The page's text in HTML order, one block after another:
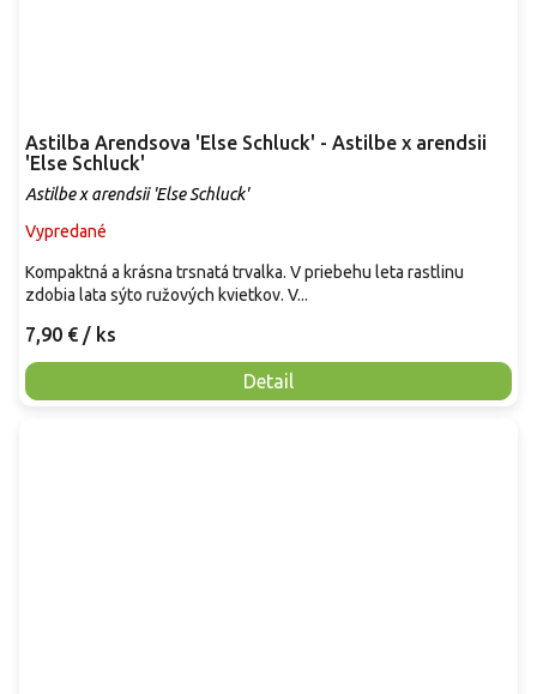
Astilba Arendsova 'Else Schluck' - Astilbe x arendsii
'Else Schluck'
Astilbe x arendsii 'Else Schluck'
Vypredané
7,90 € / ks
Detail
Kompaktná a krásna trsnatá trvalka. V priebehu leta rastlinu
zdobia lata sýto ružových kvietkov. V...